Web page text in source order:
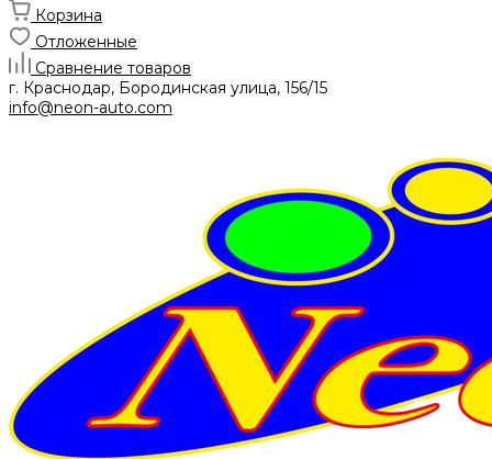
Корзина
Отложенные
Сравнение товаров
г. Краснодар, Бородинская улица, 156/15
info@neon-auto.com